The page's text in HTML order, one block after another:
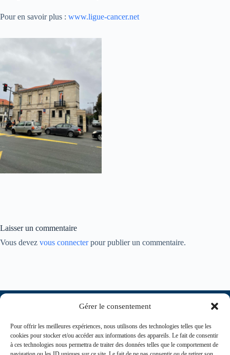
Gérer le consentement
Pour offrir les meilleures expériences, nous utilisons des technologies telles que les
cookies pour stocker et/ou accéder aux informations des appareils. Le fait de consentir
à ces technologies nous permettra de traiter des données telles que le comportement de
Pour en savoir plus : www.ligue-cancer.net
Laisser un commentaire
Vous devez vous connecterpour publier un commentaire.